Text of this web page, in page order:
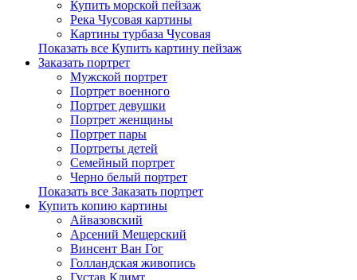
Купить морской пейзаж
Река Чусовая картины
Картины турбаза Чусовая
Показать все Купить картину пейзаж
Заказать портрет
Мужской портрет
Портрет военного
Портрет девушки
Портрет женщины
Портрет пары
Портреты детей
Семейный портрет
Черно белый портрет
Показать все Заказать портрет
Купить копию картины
Айвазовский
Арсений Мещерский
Винсент Ван Гог
Голландская живопись